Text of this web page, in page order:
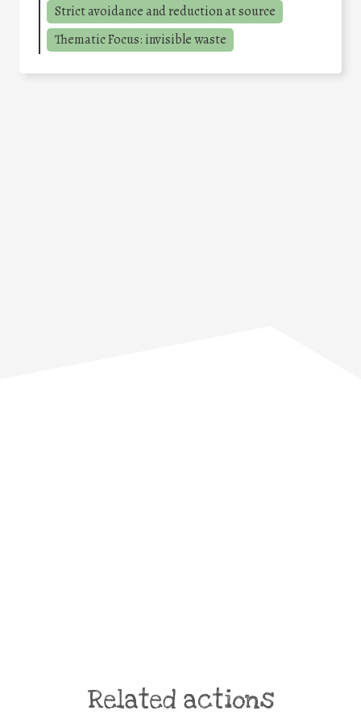
Strict avoidance and reduction at source
Thematic Focus: invisible waste
Related actions